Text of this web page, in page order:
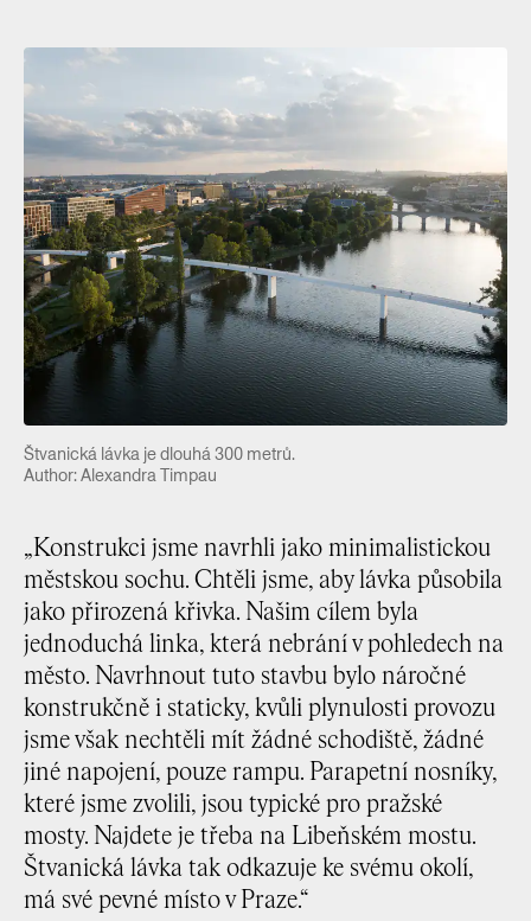
Štvanická lávka je dlouhá 300 metrů.
Author: Alexandra Timpau
„Konstrukci jsme navrhli jako minimalistickou
městskou sochu. Chtěli jsme, aby lávka působila
jako přirozená křivka. Našim cílem byla
jednoduchá linka, která nebrání v pohledech na
město. Navrhnout tuto stavbu bylo náročné
konstrukčně i staticky, kvůli plynulosti provozu
jsme však nechtěli mít žádné schodiště, žádné
jiné napojení, pouze rampu. Parapetní nosníky,
které jsme zvolili, jsou typické pro pražské
mosty. Najdete je třeba na Libeňském mostu.
Štvanická lávka tak odkazuje ke svému okolí,
má své pevné místo v Praze.“